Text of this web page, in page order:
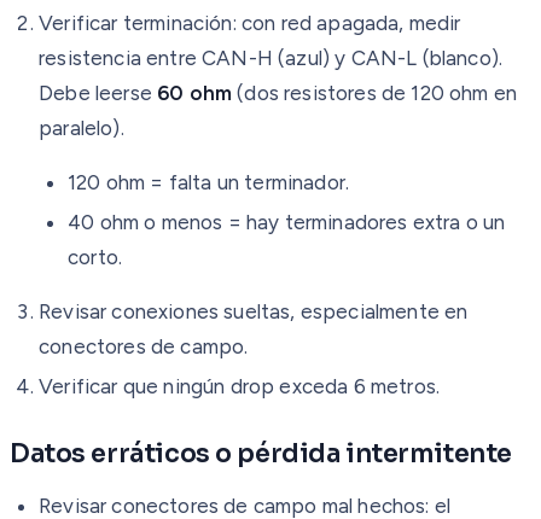
Verificar terminación: con red apagada, medir
resistencia entre CAN-H (azul) y CAN-L (blanco).
Debe leerse 60 ohm (dos resistores de 120 ohm en
paralelo).
120 ohm = falta un terminador.
40 ohm o menos = hay terminadores extra o un
corto.
Revisar conexiones sueltas, especialmente en
conectores de campo.
Verificar que ningún drop exceda 6 metros.
Datos erráticos o pérdida intermitente
Revisar conectores de campo mal hechos: el